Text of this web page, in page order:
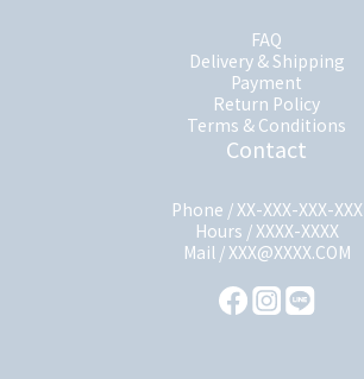
FAQ
Delivery & Shipping
Payment
Return Policy
Terms & Conditions
Contact
Phone / XX-XXX-XXX-XXX
Hours / XXXX-XXXX
Mail / XXX@XXXX.COM